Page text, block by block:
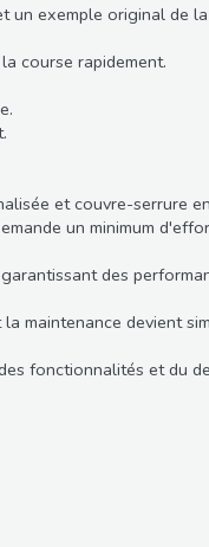
exemple original de
course rapidement.
et couvre-serrure
un minimum
des
maintenance devient
fonctionnalités et du